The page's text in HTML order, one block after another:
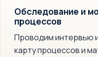
Обследование и
процессов
Проводим интервью
карту процессов и